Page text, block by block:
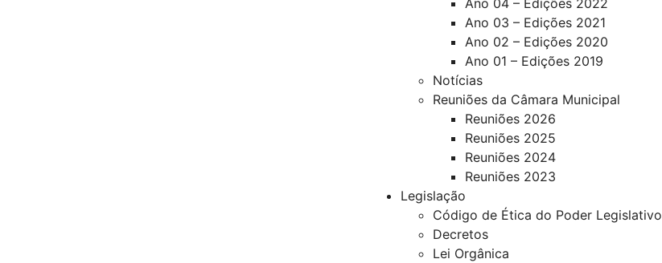
Ano 03 – Edições 2021
Ano 02 – Edições 2020
Ano 01 – Edições 2019
Notícias
Reuniões da Câmara Municipal
Reuniões 2026
Reuniões 2025
Reuniões 2024
Reuniões 2023
Legislação
Código de Ética do Poder Legislativo
Decretos
Lei Orgânica